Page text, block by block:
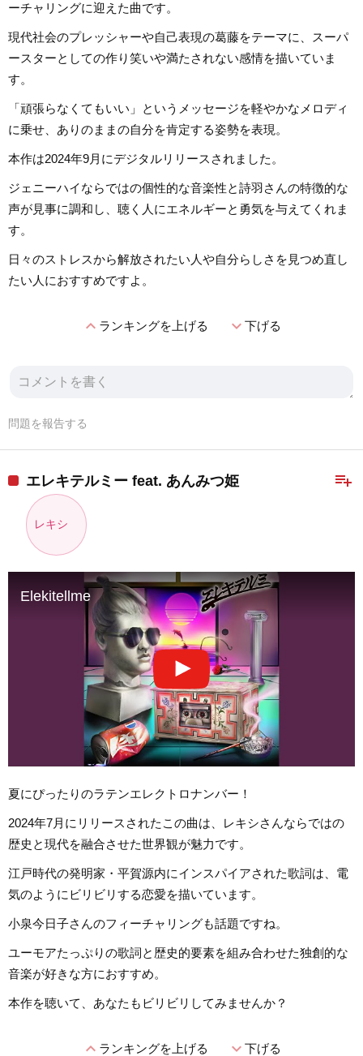
ーチャリングに迎えた曲です。
現代社会のプレッシャーや自己表現の葛藤をテーマに、スーパ
ースターとしての作り笑いや満たされない感情を描いていま
す。
「頑張らなくてもいい」というメッセージを軽やかなメロディ
に乗せ、ありのままの自分を肯定する姿勢を表現。
本作は2024年9月にデジタルリリースされました。
ジェニーハイならではの個性的な音楽性と詩羽さんの特徴的な
声が見事に調和し、聴く人にエネルギーと勇気を与えてくれま
す。
日々のストレスから解放されたい人や自分らしさを見つめ直し
たい人におすすめですよ。
expand_lessランキングを上げる expand_more下げる
問題を報告する
playlist_add
エレキテルミー feat. あんみつ姫
レキシ
Elekitellme
夏にぴったりのラテンエレクトロナンバー！
2024年7月にリリースされたこの曲は、レキシさんならではの
歴史と現代を融合させた世界観が魅力です。
江戸時代の発明家・平賀源内にインスパイアされた歌詞は、電
気のようにビリビリする恋愛を描いています。
小泉今日子さんのフィーチャリングも話題ですね。
ユーモアたっぷりの歌詞と歴史的要素を組み合わせた独創的な
音楽が好きな方におすすめ。
本作を聴いて、あなたもビリビリしてみませんか？
expand_lessランキングを上げる expand_more下げる